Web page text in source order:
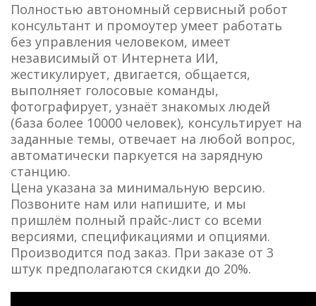
Полностью автономный сервисный робот
консультант и промоутер умеет работать
без управления человеком, имеет
независимый от Интернета ИИ,
жестикулирует, двигается, общается,
выполняет голосовые команды,
фотографирует, узнаёт знакомых людей
(база более 10000 человек), консультирует на
заданные темы, отвечает на любой вопрос,
автоматически паркуется на зарядную
станцию.
Цена указана за минимальную версию.
Позвоните нам или напишите, и мы
пришлём полный прайс-лист со всеми
версиями, спецификациями и опциями.
Производится под заказ. При заказе от 3
штук предполагаются скидки до 20%.